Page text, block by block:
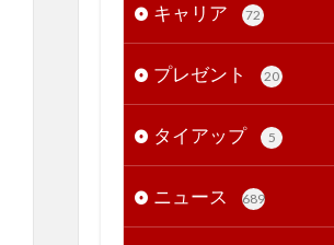
キャリア 72
プレゼント 20
タイアップ 5
ニュース 689